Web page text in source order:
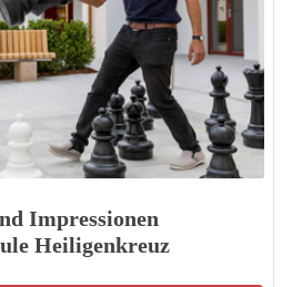
Impressionen
Heiligenkreuz